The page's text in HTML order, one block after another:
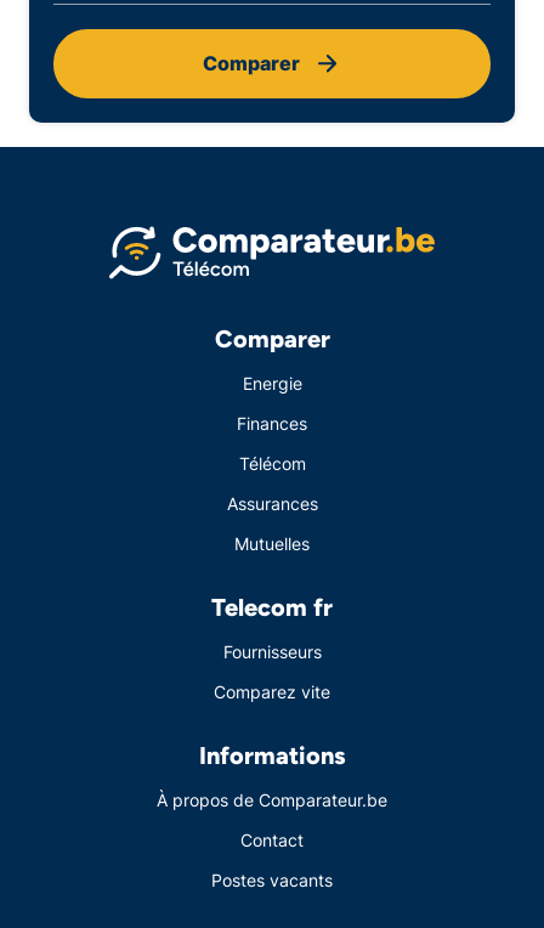
Comparer
Comparer
Energie
Finances
Télécom
Assurances
Mutuelles
Telecom fr
Fournisseurs
Comparez vite
Informations
À propos de Comparateur.be
Contact
Postes vacants